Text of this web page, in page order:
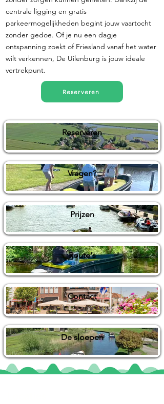
centrale ligging en gratis
parkeermogelijkheden begint jouw vaartocht
zonder gedoe. Of je nu een dagje
ontspanning zoekt of Friesland vanaf het water
wilt verkennen, De Uilenburg is jouw ideale
vertrekpunt.
Reserveren
Reserveren
Vragen?
Prijzen
Route's
Contact
De sloepen